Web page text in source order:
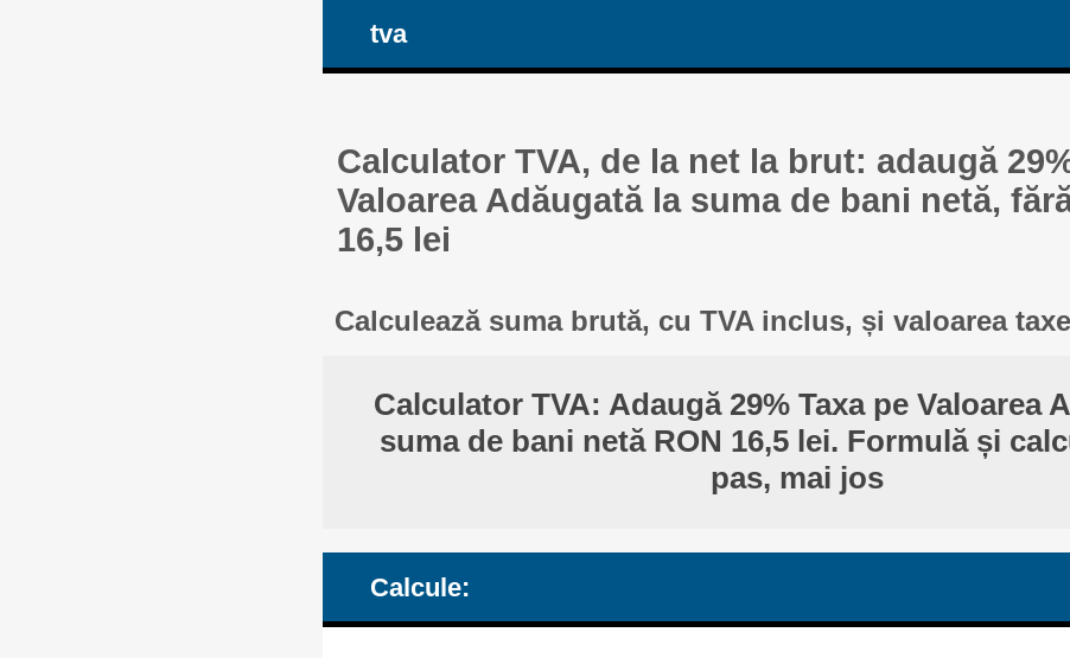
tva
Calculator TVA, de la net la brut: adaugă
Valoarea Adăugată la suma de bani netă,
16,5 lei
Calculează suma brută, cu TVA inclus, și valoarea
Calculator TVA: Adaugă 29% Taxa pe Valoarea
suma de bani netă RON 16,5 lei. Formulă și
pas, mai jos
Calcule: